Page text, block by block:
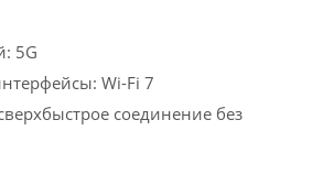
5G
Wi-Fi 7
соединение без